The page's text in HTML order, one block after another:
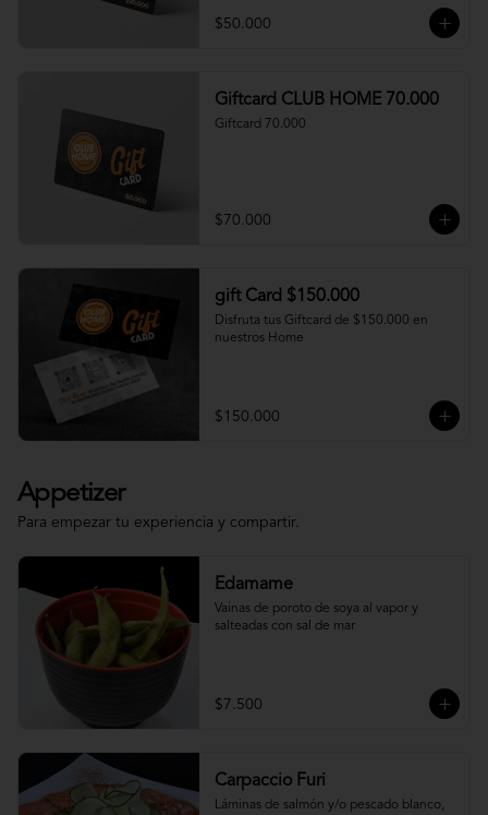
$50.000
Giftcard CLUB HOME 70.000
Giftcard 70.000
$70.000
gift Card $150.000
Disfruta tus Giftcard de $150.000 en
nuestros Home
$150.000
Appetizer
Para empezar tu experiencia y compartir.
Edamame
Vainas de poroto de soya al vapor y
salteadas con sal de mar
$7.500
Carpaccio Furi
Láminas de salmón y/o pescado blanco,